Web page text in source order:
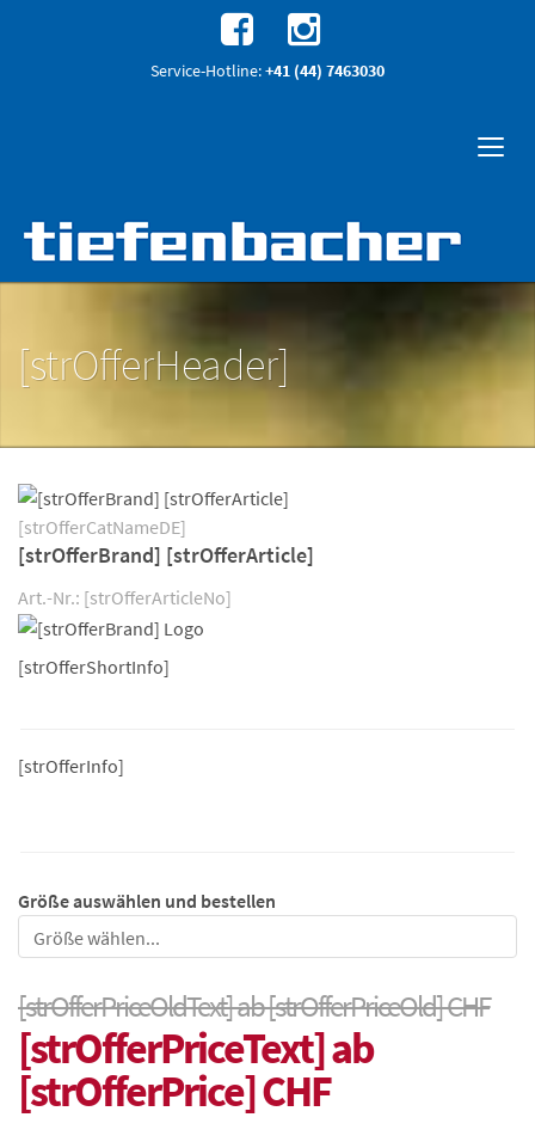
Service-Hotline:+41 (44) 7463030
[strOfferHeader]
[strOfferCatNameDE]
[strOfferBrand] [strOfferArticle]
Art.-Nr.: [strOfferArticleNo]
[strOfferShortInfo]
[strOfferInfo]
Größe auswählen und bestellen
Größe
[strOfferPriceOldText] ab [strOfferPriceOld] CHF
[strOfferPriceText] ab
[strOfferPrice] CHF